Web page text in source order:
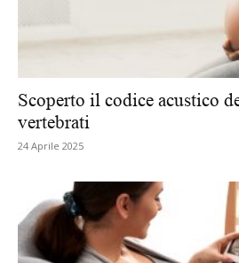
Scoperto il codice acustico
vertebrati
24 Aprile 2025